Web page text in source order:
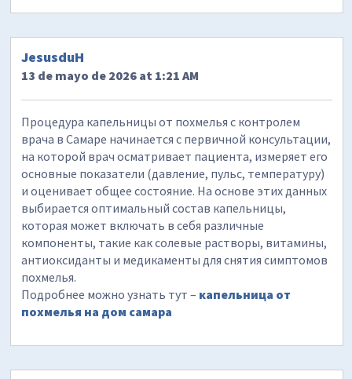
JesusduH
13 de mayo de 2026 at 1:21 AM
Процедура капельницы от похмелья с контролем
врача в Самаре начинается с первичной консультации,
на которой врач осматривает пациента, измеряет его
основные показатели (давление, пульс, температуру)
и оценивает общее состояние. На основе этих данных
выбирается оптимальный состав капельницы,
которая может включать в себя различные
компоненты, такие как солевые растворы, витамины,
антиоксиданты и медикаменты для снятия симптомов
похмелья.
Подробнее можно узнать тут – капельница от
похмелья на дом самара